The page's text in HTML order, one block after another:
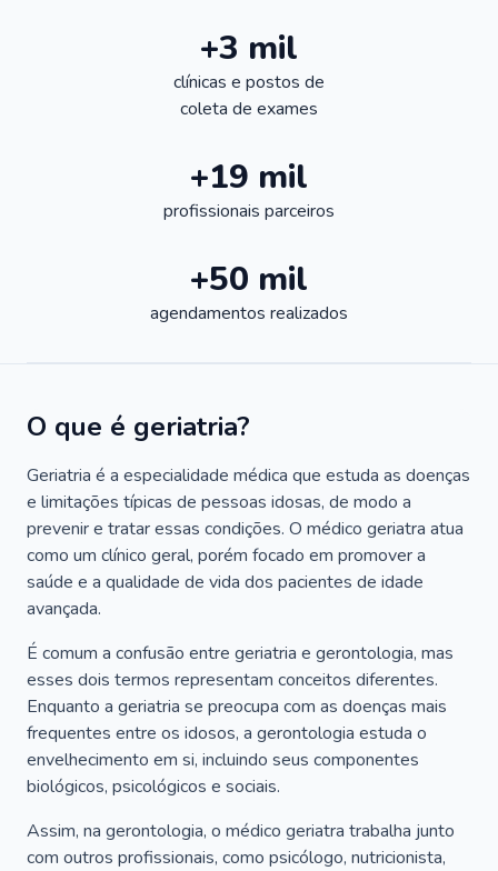
+3 mil
clínicas e postos de
coleta de exames
+19 mil
profissionais parceiros
+50 mil
agendamentos realizados
O que é geriatria?
Geriatria é a especialidade médica que estuda as doenças
e limitações típicas de pessoas idosas, de modo a
prevenir e tratar essas condições. O médico geriatra atua
como um clínico geral, porém focado em promover a
saúde e a qualidade de vida dos pacientes de idade
avançada.
É comum a confusão entre geriatria e gerontologia, mas
esses dois termos representam conceitos diferentes.
Enquanto a geriatria se preocupa com as doenças mais
frequentes entre os idosos, a gerontologia estuda o
envelhecimento em si, incluindo seus componentes
biológicos, psicológicos e sociais.
Assim, na gerontologia, o médico geriatra trabalha junto
com outros profissionais, como psicólogo, nutricionista,